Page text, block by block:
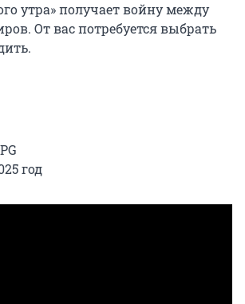
утра» получает войну между
От вас потребуется выбрать
год